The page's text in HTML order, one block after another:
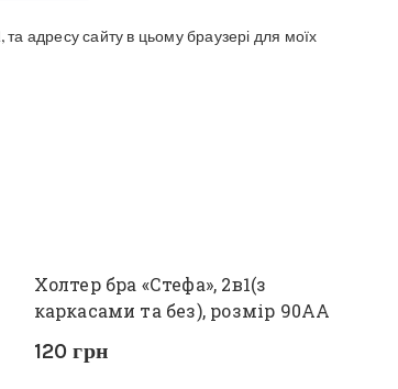
адресу сайту в цьому браузері для моїх
Холтер бра «Стефа», 2в1(з
каркасами та без), розмір 90АА
120грн